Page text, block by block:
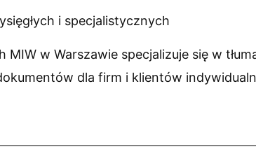
i specjalistycznych
MIW w Warszawie specjalizuje się w
dla firm i klientów